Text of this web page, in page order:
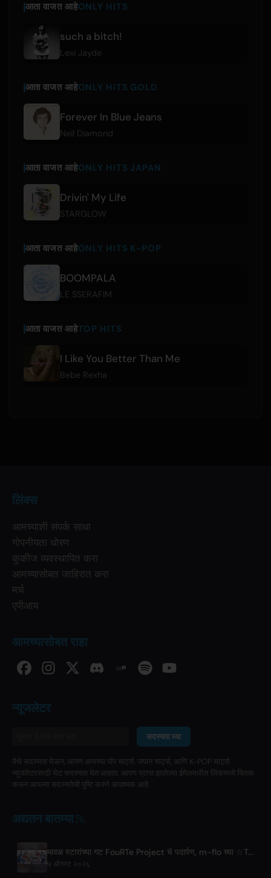
आता वाजत आहेONLY HITS
such a bitch!
Lexi Jayde
आता वाजत आहेONLY HITS GOLD
Forever In Blue Jeans
Neil Diamond
आता वाजत आहेONLY HITS JAPAN
Drivin' My Life
STARGLOW
आता वाजत आहेONLY HITS K-POP
BOOMPALA
LE SSERAFIM
आता वाजत आहेTOP HITS
I Like You Better Than Me
Bebe Rexha
लिंक्स
आमच्याशी संपर्क साधा
गोपनीयता धोरण
कुकीज व्यवस्थापित करा
आमच्यासोबत जाहिरात करा
मर्च
एपीआय
आमच्यासोबत राहा
न्यूजलेटर
सदस्यता घ्या
येथे सदस्यता घेऊन, आपण आमच्या पॉप चार्ट्स, जपान चार्ट्स, आणि K-POP चार्ट्स
न्यूजलेटरसाठी थेट सदस्यता घेत आहात. आपण प्राप्त झालेल्या ईमेलमधील लिंकमध्ये क्लिक
करून आपल्या सदस्यतेची पुष्टि करणे आवश्यक आहे.
अद्यतन बातम्या
मावळ स्टारांच्या गट FouRTe Project चे पदार्पण, m-flo च्या ☆Taku Takahashi यांनी निर्मिलेलं 'ALL IN' अल्बम
७ ऑगस्ट २०२६